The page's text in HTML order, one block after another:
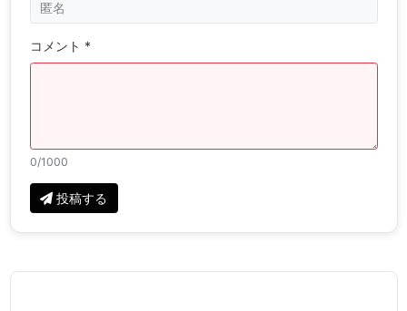
コメント *
0/1000
投稿する